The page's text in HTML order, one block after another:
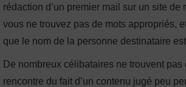
rédaction d’un premier mail sur un site
vous ne trouvez pas de mots appropriés,
que le nom de la personne destinataire
De nombreux célibataires ne trouvent
rencontre du fait d’un contenu jugé peu